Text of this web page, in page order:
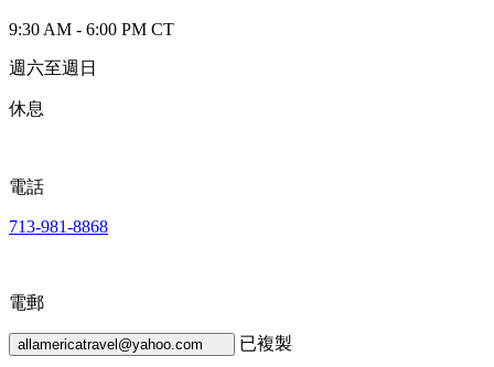
9:30 AM - 6:00 PM CT
週六至週日
休息
電話
713-981-8868
電郵
allamericatravel@yahoo.com 已複製